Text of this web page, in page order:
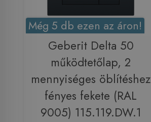
Még 5 db ezen az áron!
Geberit Delta 50
működtetőlap, 2
mennyiséges öblítéshez
fényes fekete (RAL
9005) 115.119.DW.1